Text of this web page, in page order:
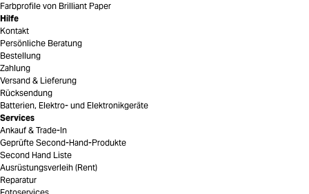
Farbprofile von Brilliant Paper
Hilfe
Kontakt
Persönliche Beratung
Bestellung
Zahlung
Versand & Lieferung
Rücksendung
Batterien, Elektro- und Elektronikgeräte
Services
Ankauf & Trade-In
Geprüfte Second-Hand-Produkte
Second Hand Liste
Ausrüstungsverleih (Rent)
Reparatur